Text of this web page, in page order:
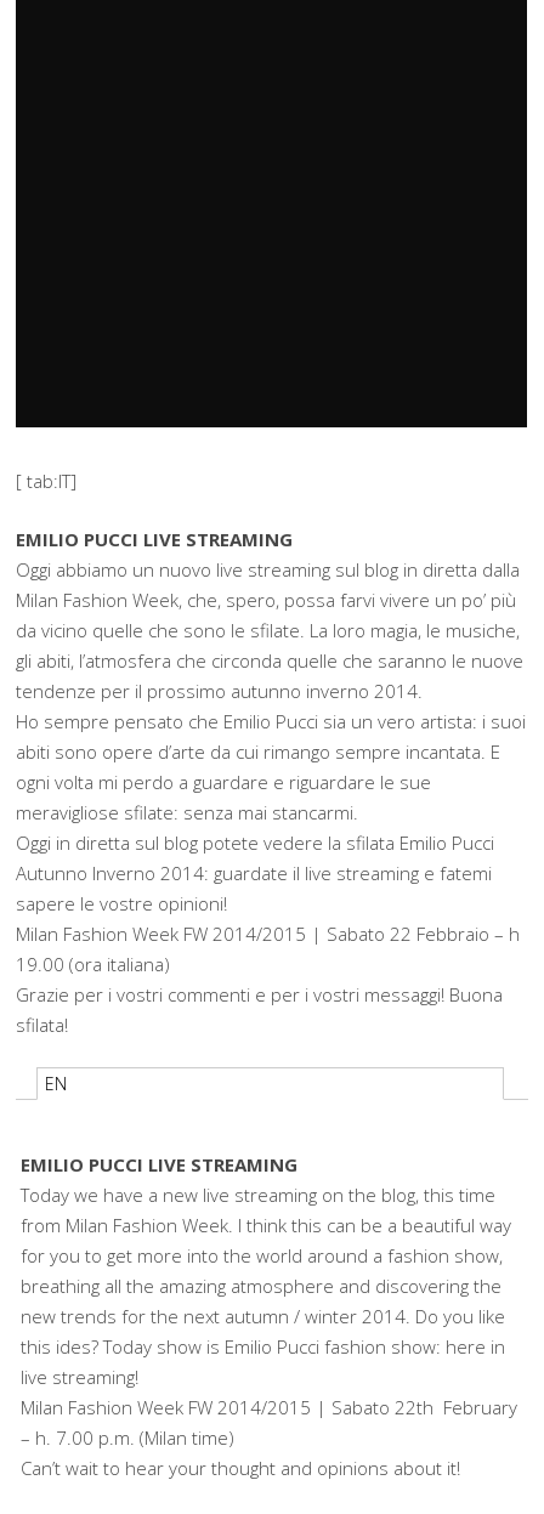
[ tab:IT]
EMILIO PUCCI LIVE STREAMING
Oggi abbiamo un nuovo live streaming sul blog in diretta dalla
Milan Fashion Week, che, spero, possa farvi vivere un po’ più
da vicino quelle che sono le sfilate. La loro magia, le musiche,
gli abiti, l’atmosfera che circonda quelle che saranno le nuove
tendenze per il prossimo autunno inverno 2014.
Ho sempre pensato che Emilio Pucci sia un vero artista: i suoi
abiti sono opere d’arte da cui rimango sempre incantata. E
ogni volta mi perdo a guardare e riguardare le sue
meravigliose sfilate: senza mai stancarmi.
Oggi in diretta sul blog potete vedere la sfilata Emilio Pucci
Autunno Inverno 2014: guardate il live streaming e fatemi
sapere le vostre opinioni!
Milan Fashion Week FW 2014/2015 | Sabato 22 Febbraio – h
19.00 (ora italiana)
Grazie per i vostri commenti e per i vostri messaggi! Buona
sfilata!
EN
EMILIO PUCCI LIVE STREAMING
Today we have a new live streaming on the blog, this time
from Milan Fashion Week. I think this can be a beautiful way
for you to get more into the world around a fashion show,
breathing all the amazing atmosphere and discovering the
new trends for the next autumn / winter 2014. Do you like
this ides? Today show is Emilio Pucci fashion show: here in
live streaming!
Milan Fashion Week FW 2014/2015 | Sabato 22th February
– h. 7.00 p.m. (Milan time)
Can’t wait to hear your thought and opinions about it!